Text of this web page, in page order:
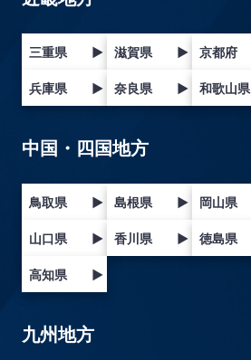
三重県 ▶ 滋賀県 ▶ 京都府
兵庫県 ▶ 奈良県 ▶ 和歌山県
中国・四国地方
鳥取県 ▶ 島根県 ▶ 岡山県
山口県 ▶ 香川県 ▶ 徳島県
高知県 ▶
九州地方